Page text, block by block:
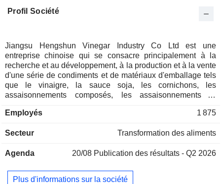
Profil Société
Jiangsu Hengshun Vinegar Industry Co Ltd est une
entreprise chinoise qui se consacre principalement à la
recherche et au développement, à la production et à la vente
d'une série de condiments et de matériaux d'emballage tels
que le vinaigre, la sauce soja, les cornichons, les
assaisonnements composés, les assaisonnements et
le vin de cuisine, la sauce soja, les cornichons et autres.
Employés 1 875
Secteur Transformation des aliments
Agenda 20/08 Publication des résultats - Q2 2026
Plus d'informations sur la société